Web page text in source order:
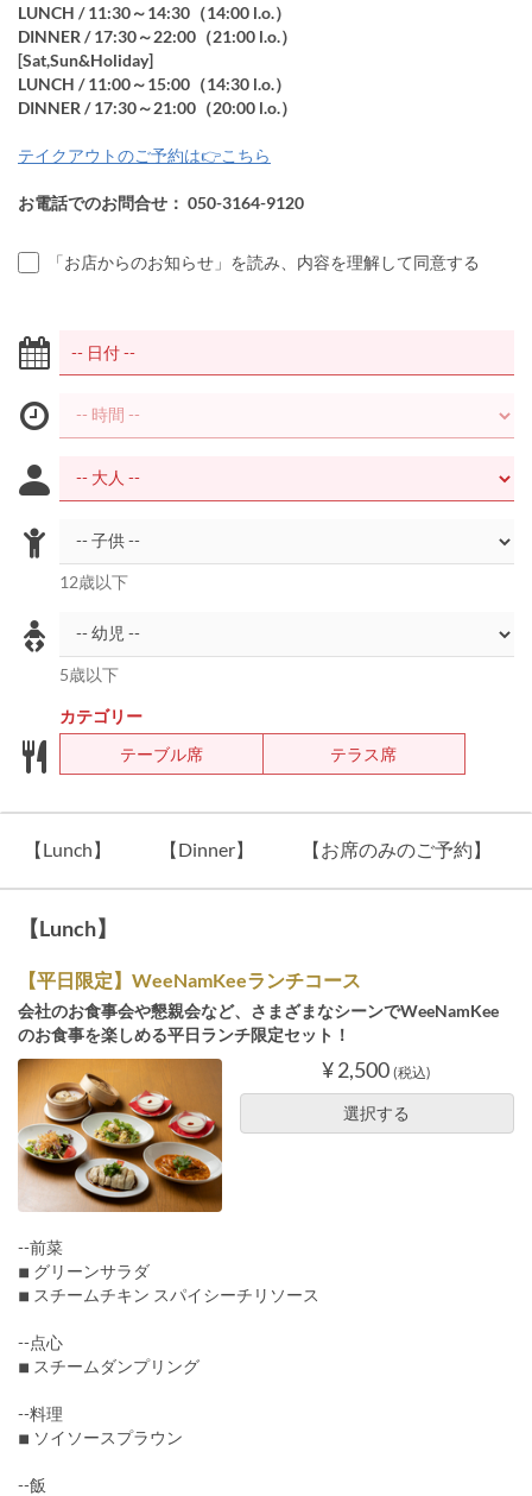
LUNCH / 11:30～14:30（14:00 l.o.）
DINNER / 17:30～22:00（21:00 l.o.）
[Sat,Sun&Holiday]
LUNCH / 11:00～15:00（14:30 l.o.）
DINNER / 17:30～21:00（20:00 l.o.）
テイクアウトのご予約は👉こちら
お電話でのお問合せ： 050-3164-9120
「お店からのお知らせ」を読み、内容を理解して同意する
12歳以下
5歳以下
カテゴリー
テーブル席
テラス席
【Lunch】 【Dinner】 【お席のみのご予約】
【Lunch】
【平日限定】WeeNamKeeランチコース
会社のお食事会や懇親会など、さまざまなシーンでWeeNamKee
のお食事を楽しめる平日ランチ限定セット！
¥ 2,500 (税込)
選択する
--前菜
◾︎ グリーンサラダ
◾︎ スチームチキン スパイシーチリソース
--点心
◾︎ スチームダンプリング
--料理
◾︎ ソイソースプラウン
--飯